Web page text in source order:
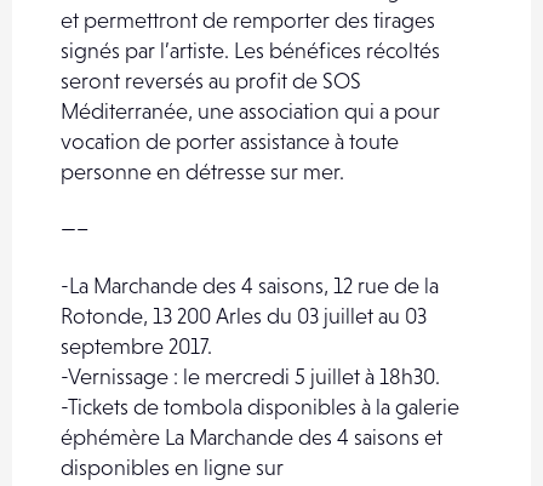
et permettront de remporter des tirages
signés par l’artiste. Les bénéfices récoltés
seront reversés au profit de SOS
Méditerranée, une association qui a pour
vocation de porter assistance à toute
personne en détresse sur mer.
—–
-La Marchande des 4 saisons, 12 rue de la
Rotonde, 13 200 Arles du 03 juillet au 03
septembre 2017.
-Vernissage : le mercredi 5 juillet à 18h30.
-Tickets de tombola disponibles à la galerie
éphémère La Marchande des 4 saisons et
disponibles en ligne sur